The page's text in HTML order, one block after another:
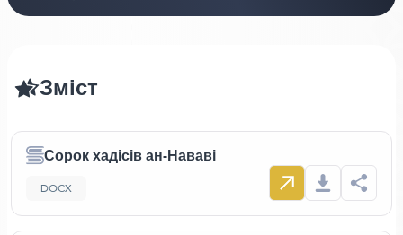
Зміст
Сорок хадісів ан-Нававі
DOCX